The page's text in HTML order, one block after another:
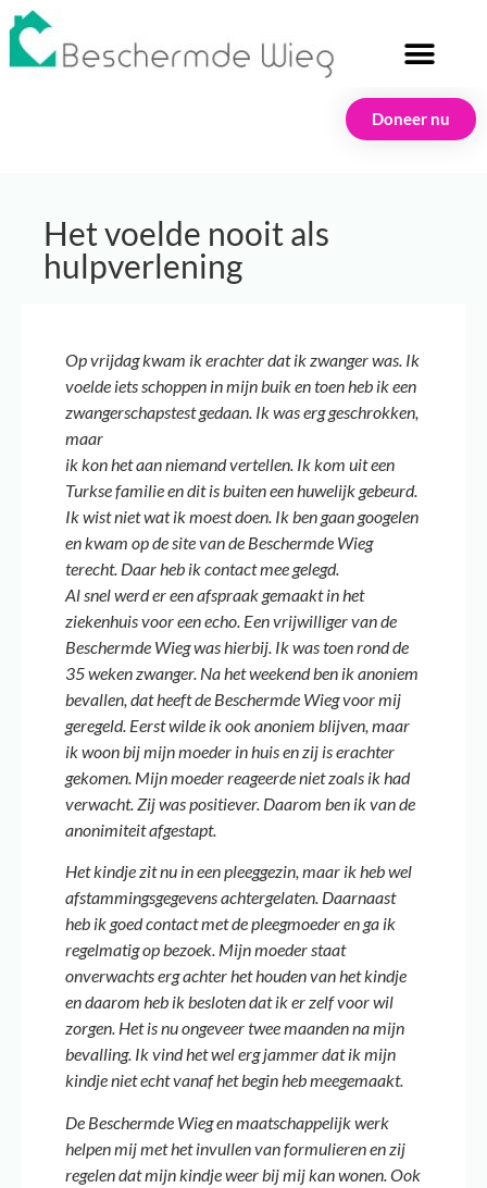
Doneer nu
Het voelde nooit als
hulpverlening
Op vrijdag kwam ik erachter dat ik zwanger was. Ik
voelde iets schoppen in mijn buik en toen heb ik een
zwangerschapstest gedaan. Ik was erg geschrokken,
maar
ik kon het aan niemand vertellen. Ik kom uit een
Turkse familie en dit is buiten een huwelijk gebeurd.
Ik wist niet wat ik moest doen. Ik ben gaan googelen
en kwam op de site van de Beschermde Wieg
terecht. Daar heb ik contact mee gelegd.
Al snel werd er een afspraak gemaakt in het
ziekenhuis voor een echo. Een vrijwilliger van de
Beschermde Wieg was hierbij. Ik was toen rond de
35 weken zwanger. Na het weekend ben ik anoniem
bevallen, dat heeft de Beschermde Wieg voor mij
geregeld. Eerst wilde ik ook anoniem blijven, maar
ik woon bij mijn moeder in huis en zij is erachter
gekomen. Mijn moeder reageerde niet zoals ik had
verwacht. Zij was positiever. Daarom ben ik van de
anonimiteit afgestapt.
Het kindje zit nu in een pleeggezin, maar ik heb wel
afstammingsgegevens achtergelaten. Daarnaast
heb ik goed contact met de pleegmoeder en ga ik
regelmatig op bezoek. Mijn moeder staat
onverwachts erg achter het houden van het kindje
en daarom heb ik besloten dat ik er zelf voor wil
zorgen. Het is nu ongeveer twee maanden na mijn
bevalling. Ik vind het wel erg jammer dat ik mijn
kindje niet echt vanaf het begin heb meegemaakt.
De Beschermde Wieg en maatschappelijk werk
helpen mij met het invullen van formulieren en zij
regelen dat mijn kindje weer bij mij kan wonen. Ook